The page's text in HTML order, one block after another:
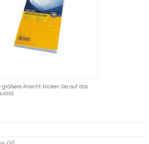
größere Ansicht klicken Sie auf das